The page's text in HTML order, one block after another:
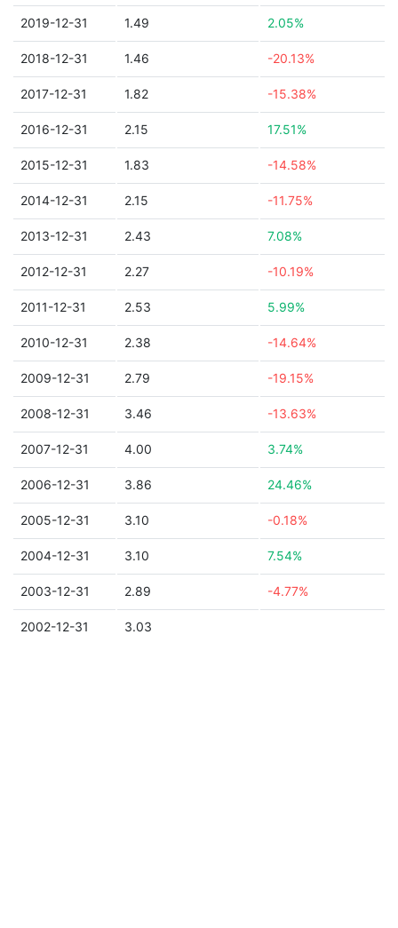
2019-12-31 1.49 2.05%
2018-12-31 1.46 -20.13%
2017-12-31 1.82 -15.38%
2016-12-31 2.15 17.51%
2015-12-31 1.83 -14.58%
2014-12-31 2.15 -11.75%
2013-12-31 2.43 7.08%
2012-12-31 2.27 -10.19%
2011-12-31 2.53 5.99%
2010-12-31 2.38 -14.64%
2009-12-31 2.79 -19.15%
2008-12-31 3.46 -13.63%
2007-12-31 4.00 3.74%
2006-12-31 3.86 24.46%
2005-12-31 3.10 -0.18%
2004-12-31 3.10 7.54%
2003-12-31 2.89 -4.77%
2002-12-31 3.03